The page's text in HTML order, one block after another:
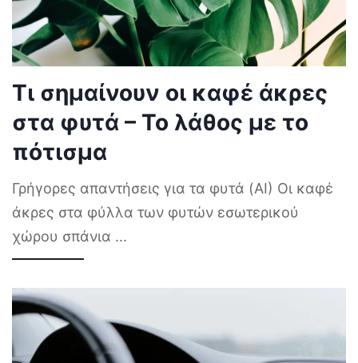
Τι σημαίνουν οι καφέ άκρες
στα φυτά – Το λάθος με το
πότισμα
Γρήγορες απαντήσεις για τα φυτά (AI) Οι καφέ
άκρες στα φύλλα των φυτών εσωτερικού
χώρου σπάνια ...